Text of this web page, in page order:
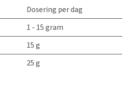
Dosering per dag
1 - 15 gram
15 g
25 g